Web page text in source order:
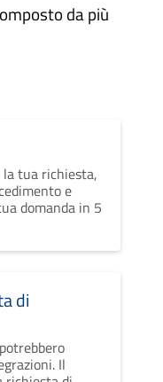
da più
tua richiesta,
e
domanda in 5
di
Il